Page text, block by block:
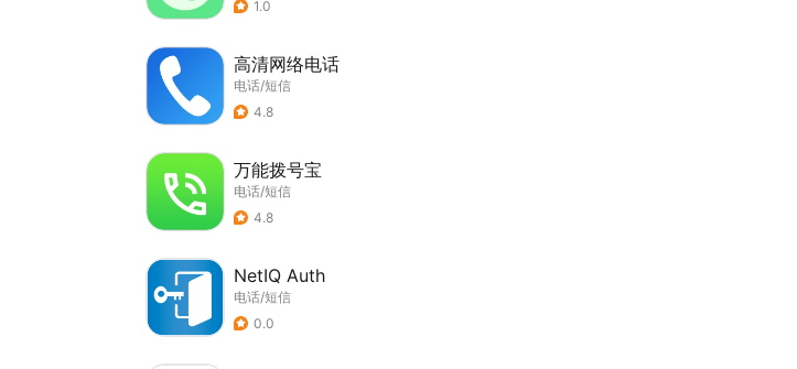
1.0
高清网络电话
电话/短信
4.8
万能拨号宝
电话/短信
4.8
NetIQ Auth
电话/短信
0.0